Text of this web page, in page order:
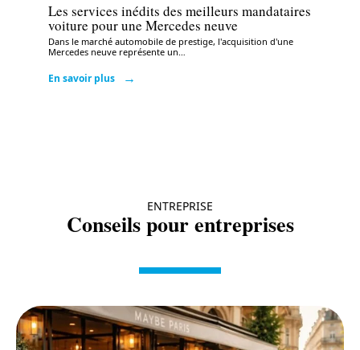
Les services inédits des meilleurs mandataires
voiture pour une Mercedes neuve
Dans le marché automobile de prestige, l'acquisition d'une
Mercedes neuve représente un…
En savoir plus
ENTREPRISE
Conseils pour entreprises